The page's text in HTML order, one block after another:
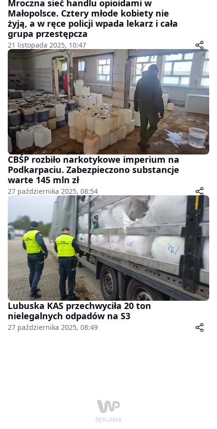
Mroczna sieć handlu opioidami w
Małopolsce. Cztery młode kobiety nie
żyją, a w ręce policji wpada lekarz i cała
grupa przestępcza
21 listopada 2025, 10:47
CBŚP rozbiło narkotykowe imperium na
Podkarpaciu. Zabezpieczono substancje
warte 145 mln zł
27 października 2025, 08:54
Lubuska KAS przechwyciła 20 ton
nielegalnych odpadów na S3
27 października 2025, 08:49